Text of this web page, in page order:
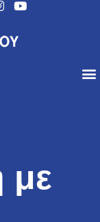
με